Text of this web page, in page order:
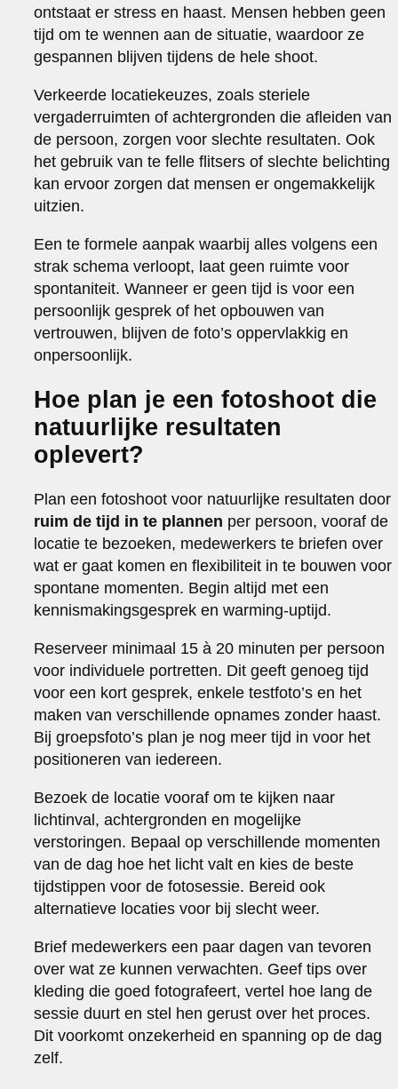
ontstaat er stress en haast. Mensen hebben geen
tijd om te wennen aan de situatie, waardoor ze
gespannen blijven tijdens de hele shoot.
Verkeerde locatiekeuzes, zoals steriele
vergaderruimten of achtergronden die afleiden van
de persoon, zorgen voor slechte resultaten. Ook
het gebruik van te felle flitsers of slechte belichting
kan ervoor zorgen dat mensen er ongemakkelijk
uitzien.
Een te formele aanpak waarbij alles volgens een
strak schema verloopt, laat geen ruimte voor
spontaniteit. Wanneer er geen tijd is voor een
persoonlijk gesprek of het opbouwen van
vertrouwen, blijven de foto’s oppervlakkig en
onpersoonlijk.
Hoe plan je een fotoshoot die
natuurlijke resultaten
oplevert?
Plan een fotoshoot voor natuurlijke resultaten door
ruim de tijd in te plannen per persoon, vooraf de
locatie te bezoeken, medewerkers te briefen over
wat er gaat komen en flexibiliteit in te bouwen voor
spontane momenten. Begin altijd met een
kennismakingsgesprek en warming-uptijd.
Reserveer minimaal 15 à 20 minuten per persoon
voor individuele portretten. Dit geeft genoeg tijd
voor een kort gesprek, enkele testfoto’s en het
maken van verschillende opnames zonder haast.
Bij groepsfoto’s plan je nog meer tijd in voor het
positioneren van iedereen.
Bezoek de locatie vooraf om te kijken naar
lichtinval, achtergronden en mogelijke
verstoringen. Bepaal op verschillende momenten
van de dag hoe het licht valt en kies de beste
tijdstippen voor de fotosessie. Bereid ook
alternatieve locaties voor bij slecht weer.
Brief medewerkers een paar dagen van tevoren
over wat ze kunnen verwachten. Geef tips over
kleding die goed fotografeert, vertel hoe lang de
sessie duurt en stel hen gerust over het proces.
Dit voorkomt onzekerheid en spanning op de dag
zelf.